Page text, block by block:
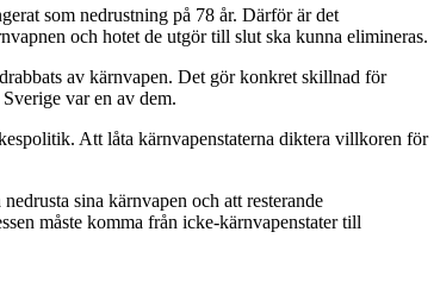
som nedrustning på 78 år. Därför är det
och hotet de utgör till slut ska kunna elimineras.
av kärnvapen. Det gör konkret skillnad för
var en av dem.
Att låta kärnvapenstaterna diktera villkoren för
sina kärnvapen och att resterande
måste komma från icke-kärnvapenstater till